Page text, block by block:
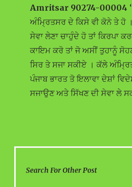
Amritsar 90274-00004
ਅੰਮ੍ਰਿਤਸਰ ਦੇ ਕਿਸੇ ਵੀ ਕੋਨੇ ਤੇ ਹੋ
ਸੇਵਾ ਲੇਣਾ ਚਾਹੁੰਦੇ ਹੋ ਤਾਂ ਕਿਰਪਾ
ਕਾਇਮ ਕਰੋ ਤਾਂ ਜੋ ਅਸੀਂ ਤੁਹਾਨੂੰ
ਸਿਰ ਤੇ ਸਜਾ ਸਕੀਏ । ਕੱਲੇ
ਪੰਜਾਬ ਭਾਰਤ ਤੋ ਇਲਾਵਾ ਦੇਸ਼ਾਂ
ਸਜਾਉਣ ਅਤੇ ਸਿੱਖਣ ਦੀ ਸੇਵਾ ਲੇ
Search For Other Post